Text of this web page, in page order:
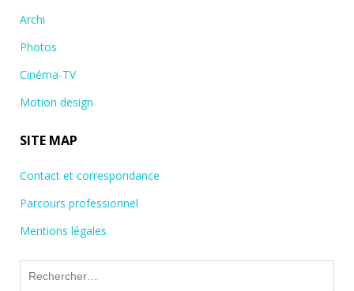
Archi
Photos
Cinéma-TV
Motion design
SITE MAP
Contact et correspondance
Parcours professionnel
Mentions légales
Rechercher :